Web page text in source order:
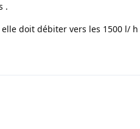
.
elle doit débiter vers les 1500 l/